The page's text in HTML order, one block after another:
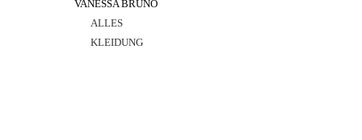
VANESSA BRUNO
ALLES
KLEIDUNG